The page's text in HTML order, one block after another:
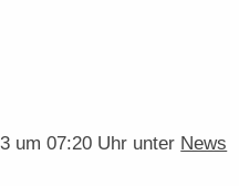
um 07:20 Uhr unter News